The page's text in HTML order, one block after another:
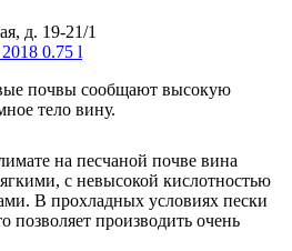
д. 19-21/1
почвы сообщают высокую
тело вину.
на песчаной почве вина
с невысокой кислотностью
В прохладных условиях пески
позволяет производить очень